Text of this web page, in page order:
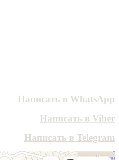
Написать в WhatsApp
Написать в Viber
Написать в Telegram